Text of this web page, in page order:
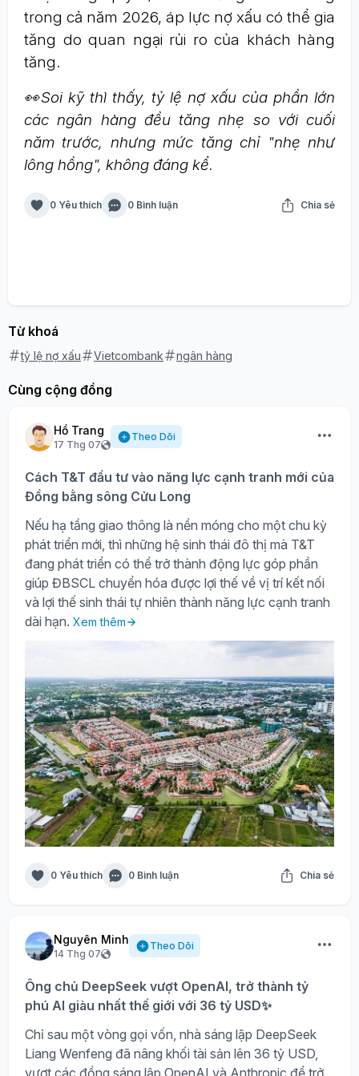
trong cả năm 2026, áp lực nợ xấu có thể gia
tăng do quan ngại rủi ro của khách hàng
tăng.
👀Soi kỹ thì thấy, tỷ lệ nợ xấu của phần lớn
các ngân hàng đều tăng nhẹ so với cuối
năm trước, nhưng mức tăng chỉ "nhẹ như
lông hồng", không đáng kể.
0 Yêu thích 0 Bình luận Chia sẻ
Từ khoá
tỷ lệ nợ xấu Vietcombank ngân hàng
Cùng cộng đồng
Hồ Trang
17 Thg 07
Theo Dõi
Cách T&T đầu tư vào năng lực cạnh tranh mới của
Đồng bằng sông Cửu Long
Nếu hạ tầng giao thông là nền móng cho một chu kỳ
phát triển mới, thì những hệ sinh thái đô thị mà T&T
đang phát triển có thể trở thành động lực góp phần
giúp ĐBSCL chuyển hóa được lợi thế về vị trí kết nối
và lợi thế sinh thái tự nhiên thành năng lực cạnh tranh
dài hạn. Xem thêm
0 Yêu thích 0 Bình luận Chia sẻ
Nguyên Minh
14 Thg 07
Theo Dõi
Ông chủ DeepSeek vượt OpenAI, trở thành tỷ
phú AI giàu nhất thế giới với 36 tỷ USD✨
Chỉ sau một vòng gọi vốn, nhà sáng lập DeepSeek
Liang Wenfeng đã nâng khối tài sản lên 36 tỷ USD,
vượt các đồng sáng lập OpenAI và Anthropic để trở